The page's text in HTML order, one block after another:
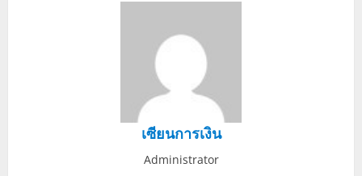
เซียนการเงิน
Administrator